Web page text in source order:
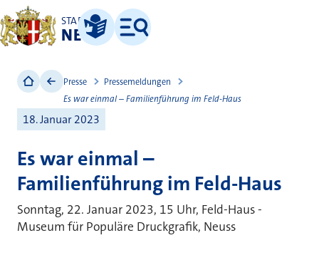
STADT
NEUSS
Leichte Sprache
Menü
Presse
Pressemeldungen
Es war einmal – Familienführung im Feld-Haus
18. Januar 2023
Es war einmal –
Familienführung im Feld-Haus
Sonntag, 22. Januar 2023, 15 Uhr, Feld-Haus -
Museum für Populäre Druckgrafik, Neuss